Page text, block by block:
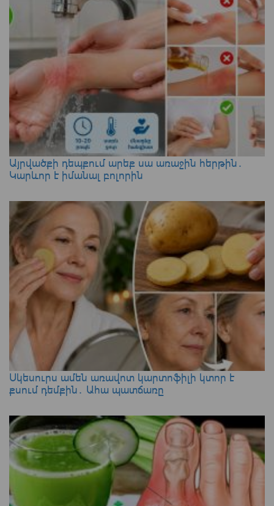
Այրվածքի դեպքում արեք սա առաջին հերթին․
Կարևոր է իմանալ բոլորին
Սկեսուրս ամեն առավոտ կարտոֆիլի կտոր է
քսում դեմքին․ Ահա պատճառը